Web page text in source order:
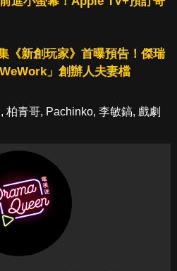
《新創玩家》首曝預告！傑瑞
」創辦人夫妻檔
, 柏青哥, Pachinko, 李敏鎬, 戲劇